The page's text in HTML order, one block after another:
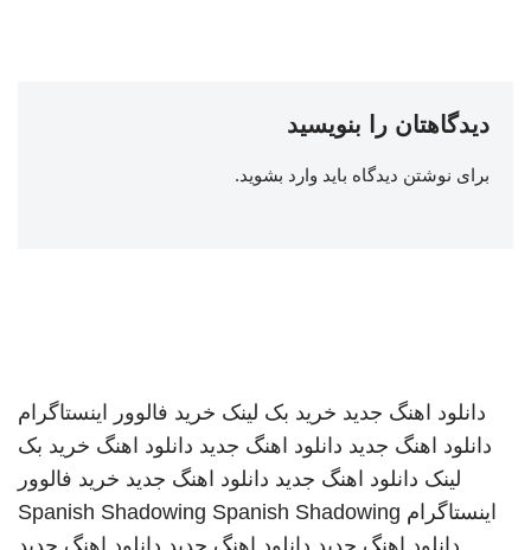
دیدگاهتان را بنویسید
برای نوشتن دیدگاه باید وارد بشوید.
دانلود اهنگ جدید خرید بک لینک خرید فالوور اینستاگرام
دانلود اهنگ جدید دانلود اهنگ جدید دانلود اهنگ خرید بک
لینک دانلود اهنگ جدید دانلود اهنگ جدید خرید فالوور
اینستاگرام
Spanish Shadowing Spanish Shadowing
دانلود اهنگ جدید دانلود اهنگ جدید دانلود اهنگ جدید